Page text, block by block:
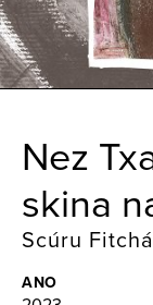
Nez
skina
Scúru
ANO